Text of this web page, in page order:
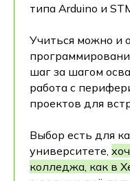
типа Arduino и
Учиться можно и
шаг за шагом
работа с
проектов для
Выбор есть для
университете,
колледжа, как в